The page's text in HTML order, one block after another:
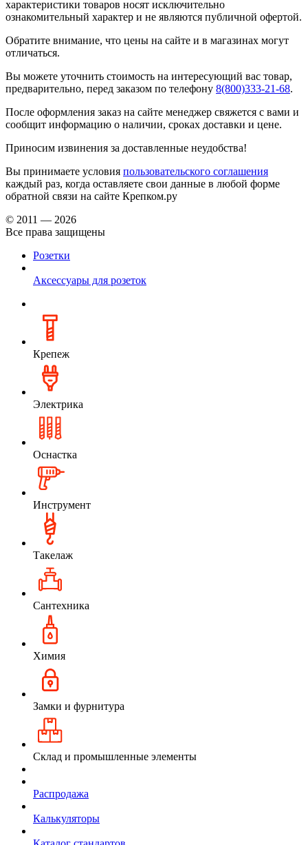
характеристики товаров носят исключительно
ознакомительный характер и не являются публичной офертой.
Обратите внимание, что цены на сайте и в магазинах могут
отличаться.
Вы можете уточнить стоимость на интересующий вас товар,
предварительно, перед заказом по телефону 8(800)333-21-68.
После оформления заказ на сайте менеджер свяжется с вами и
сообщит информацию о наличии, сроках доставки и цене.
Приносим извинения за доставленные неудобства!
Вы принимаете условия пользовательского соглашения
каждый раз, когда оставляете свои данные в любой форме
обратной связи на сайте Крепком.ру
© 2011 — 2026
Все права защищены
Розетки
Аксессуары для розеток
Крепеж
Электрика
Оснастка
Инструмент
Такелаж
Сантехника
Химия
Замки и фурнитура
Склад и промышленные элементы
Распродажа
Калькуляторы